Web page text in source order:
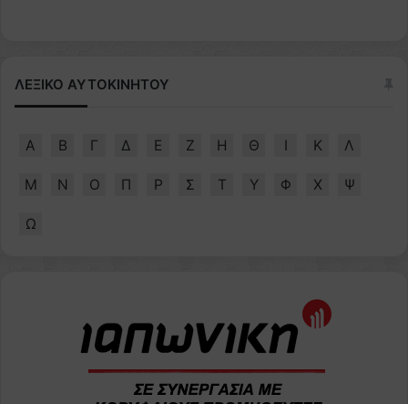
ΛΕΞΙΚΟ ΑΥΤΟΚΙΝΗΤΟΥ
Α Β Γ Δ Ε Ζ Η Θ Ι Κ Λ
Μ Ν Ο Π Ρ Σ Τ Υ Φ Χ Ψ
Ω